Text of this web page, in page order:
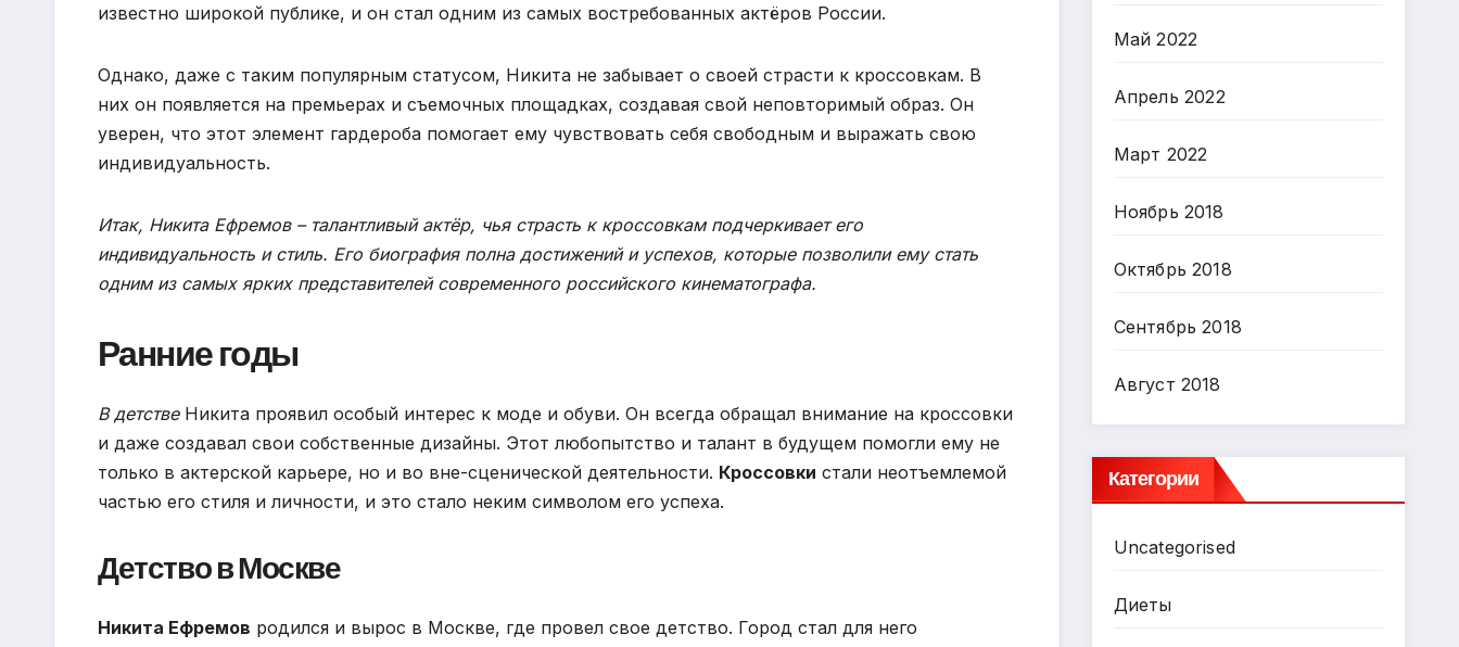
известно широкой публике, и он стал одним из самых востребованных актёров России.
Однако, даже с таким популярным статусом, Никита не забывает о своей страсти к кроссовкам. В
них он появляется на премьерах и съемочных площадках, создавая свой неповторимый образ. Он
уверен, что этот элемент гардероба помогает ему чувствовать себя свободным и выражать свою
индивидуальность.
Итак, Никита Ефремов – талантливый актёр, чья страсть к кроссовкам подчеркивает его
индивидуальность и стиль. Его биография полна достижений и успехов, которые позволили ему стать
одним из самых ярких представителей современного российского кинематографа.
Ранние годы
В детствеНикита проявил особый интерес к моде и обуви. Он всегда обращал внимание на кроссовки
и даже создавал свои собственные дизайны. Этот любопытство и талант в будущем помогли ему не
только в актерской карьере, но и во вне-сценической деятельности. Кроссовки стали неотъемлемой
частью его стиля и личности, и это стало неким символом его успеха.
Детство в Москве
Никита Ефремов родился и вырос в Москве, где провел свое детство. Город стал для него
Май 2022
Апрель 2022
Март 2022
Ноябрь 2018
Октябрь 2018
Сентябрь 2018
Август 2018
Категории
Uncategorised
Диеты